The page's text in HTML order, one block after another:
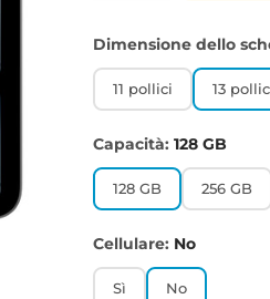
Dimensione dello
11 pollici 13
Capacità: 128 GB
128 GB 256 GB
Cellulare: No
Sì No